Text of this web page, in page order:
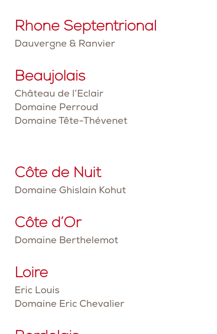
Rhone Septentrional
Dauvergne & Ranvier
Beaujolais
Château de l’Eclair
Domaine Perroud
Domaine Tête-Thévenet
Côte de Nuit
Domaine Ghislain Kohut
Côte d’Or
Domaine Berthelemot
Loire
Eric Louis
Domaine Eric Chevalier